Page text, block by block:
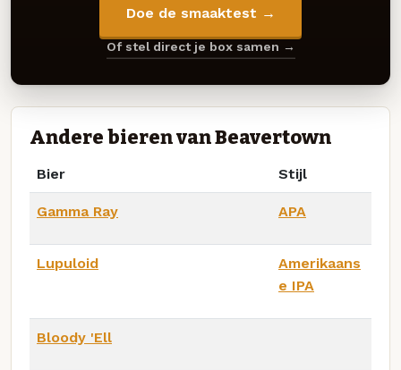
Doe de smaaktest →
Of stel direct je box samen →
Andere bieren van Beavertown
Bier Stijl
Gamma Ray APA
Lupuloid
Amerikaans
e IPA
Bloody 'Ell